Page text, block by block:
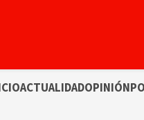
ACTUALIDADOPINIÓN